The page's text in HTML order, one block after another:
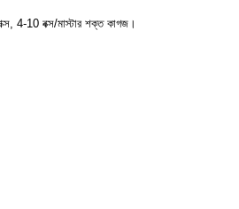
4-10 বক্স/মাস্টার শক্ত কাগজ।